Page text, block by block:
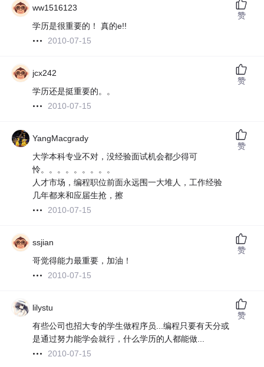
ww1516123
学历是很重要的！ 真的e!!
2010-07-15
赞
jcx242
学历还是挺重要的。。
2010-07-15
赞
YangMacgrady
大学本科专业不对，没经验面试机会都少得可
怜。。。。。。。。。
人才市场，编程职位前面永远围一大堆人，工作经验
几年都来和应届生抢，擦
2010-07-15
赞
ssjian
哥觉得能力最重要，加油！
2010-07-15
赞
lilystu
有些公司也招大专的学生做程序员...编程只要有天分或
是通过努力能学会就行，什么学历的人都能做...
2010-07-15
赞